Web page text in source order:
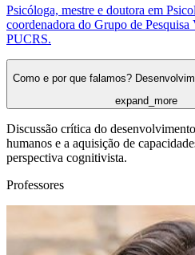
Psicóloga, mestre e doutora em
coordenadora do Grupo de
PUCRS.
Como e por que falamos?
expand_more
Discussão crítica do
humanos e a aquisição de
perspectiva cognitivista.
Professores